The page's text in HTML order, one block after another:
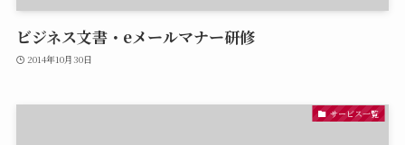
ビジネス文書・eメールマナー研修
2014年10月30日
サービス一覧